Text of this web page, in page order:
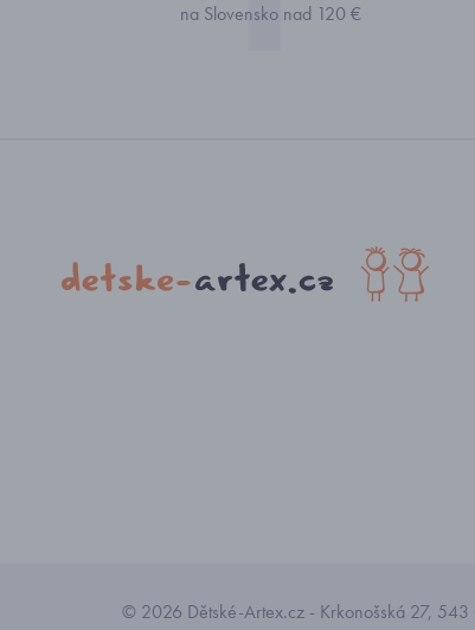
na Slovensko nad 120 €
© 2026 Dětské-Artex.cz - Krkonošská 27,